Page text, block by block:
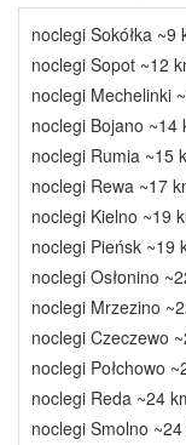
noclegi Sokółka ~9
noclegi Sopot ~12
noclegi Mechelinki
noclegi Bojano ~14
noclegi Rumia ~15
noclegi Rewa ~17
noclegi Kielno ~19
noclegi Pieńsk ~19
noclegi Osłonino
noclegi Mrzezino
noclegi Czeczewo
noclegi Połchowo
noclegi Reda ~24
noclegi Smolno ~24